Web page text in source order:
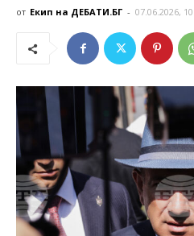
от Екип на ДЕБАТИ.БГ - 07.06.2026,